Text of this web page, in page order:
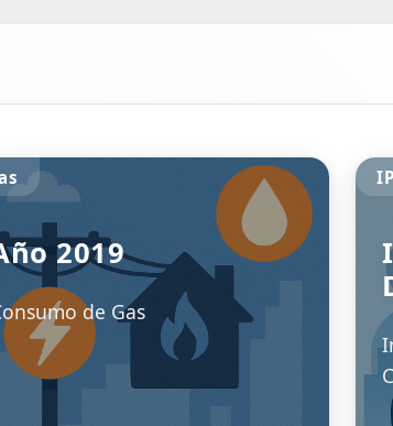
y Puestos de
2023
Y PUESTOS
Cemento Por
4°
Informe -
por Provincias